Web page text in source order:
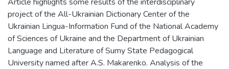
project of the All-Ukrainian Dictionary Center of the
Ukrainian Lingua-Information Fund of the National Academy
of Sciences of Ukraine and the Department of Ukrainian
Language and Literature of Sumy State Pedagogical
University named after A.S. Makarenko. Analysis of the